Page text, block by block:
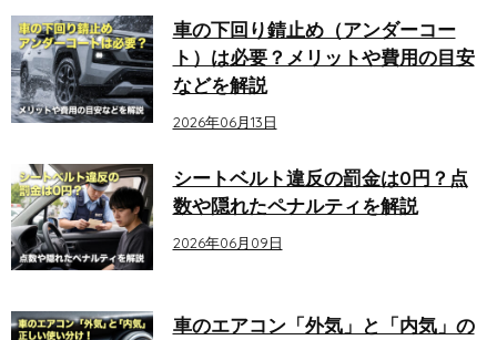
車の下回り錆止め（アンダーコー
ト）は必要？メリットや費用の目安
などを解説
2026年06月13日
シートベルト違反の罰金は0円？点
数や隠れたペナルティを解説
2026年06月09日
車のエアコン「外気」と「内気」の